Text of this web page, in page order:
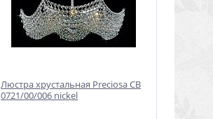
Люстра хрустальная Preciosa CB
0721/00/006 nickel